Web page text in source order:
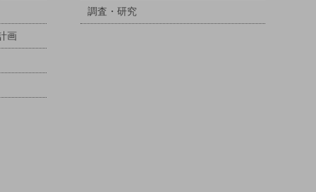
画
調査・研究